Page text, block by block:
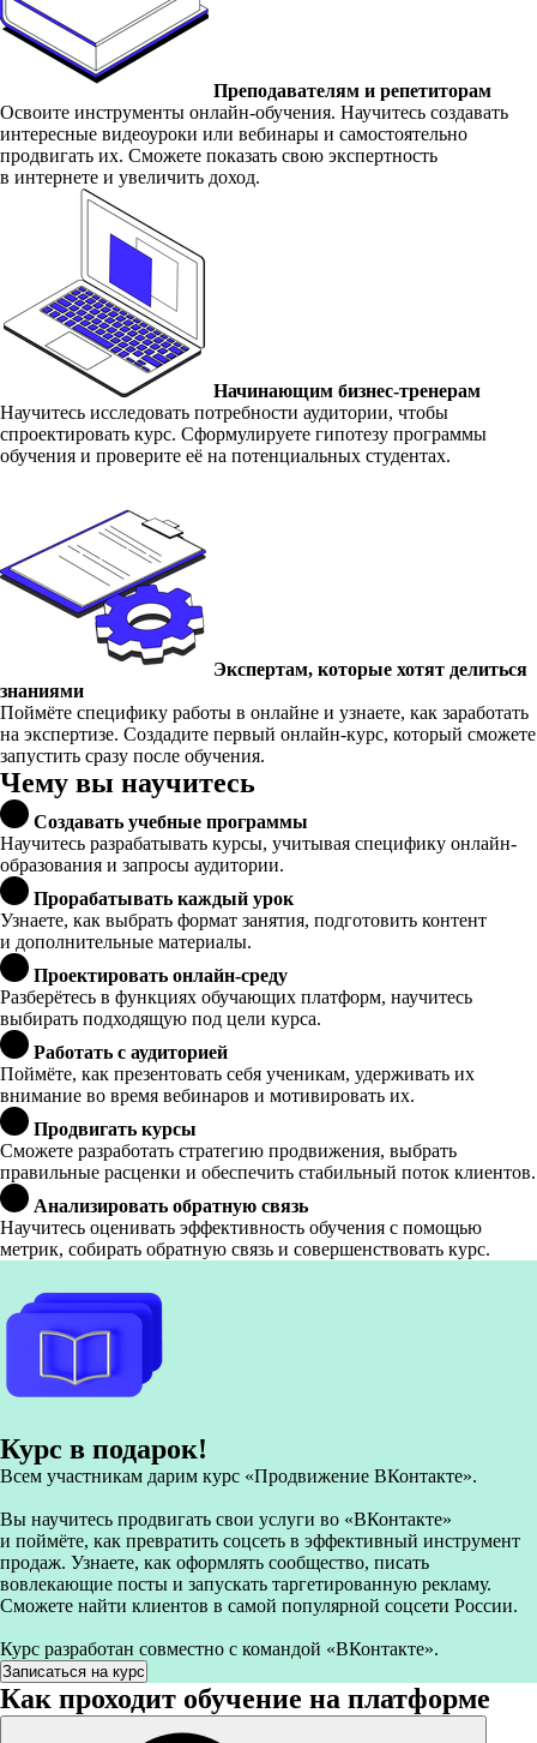
Преподавателям и репетиторам
Освоите инструменты онлайн-обучения. Научитесь создавать
интересные видеоуроки или вебинары и самостоятельно
продвигать их. Сможете показать свою экспертность
в интернете и увеличить доход.
Начинающим бизнес-тренерам
Научитесь исследовать потребности аудитории, чтобы
спроектировать курс. Сформулируете гипотезу программы
обучения и проверите её на потенциальных студентах.
Экспертам, которые хотят делиться
знаниями
Поймёте специфику работы в онлайне и узнаете, как заработать
на экспертизе. Создадите первый онлайн-курс, который сможете
запустить сразу после обучения.
Чему вы научитесь
Создавать учебные программы
Научитесь разрабатывать курсы, учитывая специфику онлайн-
образования и запросы аудитории.
Прорабатывать каждый урок
Узнаете, как выбрать формат занятия, подготовить контент
и дополнительные материалы.
Проектировать онлайн-среду
Разберётесь в функциях обучающих платформ, научитесь
выбирать подходящую под цели курса.
Работать с аудиторией
Поймёте, как презентовать себя ученикам, удерживать их
внимание во время вебинаров и мотивировать их.
Продвигать курсы
Сможете разработать стратегию продвижения, выбрать
правильные расценки и обеспечить стабильный поток клиентов.
Анализировать обратную связь
Научитесь оценивать эффективность обучения с помощью
метрик, собирать обратную связь и совершенствовать курс.
Курс в подарок!
Всем участникам дарим курс «Продвижение ВКонтакте».
Вы научитесь продвигать свои услуги во «ВКонтакте»
и поймёте, как превратить соцсеть в эффективный инструмент
продаж. Узнаете, как оформлять сообщество, писать
вовлекающие посты и запускать таргетированную рекламу.
Сможете найти клиентов в самой популярной соцсети России.
Курс разработан совместно с командой «ВКонтакте».
Записаться на курс
Как проходит обучение на платформе